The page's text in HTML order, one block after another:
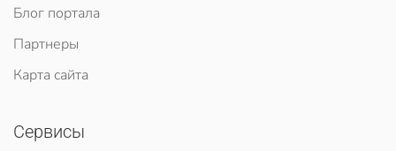
Блог портала
Партнеры
Карта сайта
Сервисы